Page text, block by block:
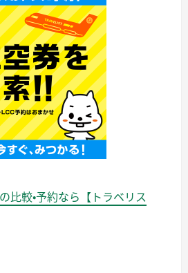
比較・予約なら【トラベリス